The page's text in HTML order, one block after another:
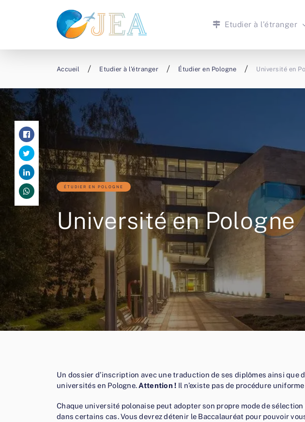
Etudier à l’étranger
Accueil Etudier à l'étranger Étudier en Pologne Université en
ÉTUDIER EN POLOGNE
Université en Pologne
Un dossier d’inscription avec une traduction de ses diplômes ainsi
universités en Pologne. Attention ! Il n’existe pas de procédure
Chaque université polonaise peut adopter son propre mode de
dans certains cas. Vous devrez détenir le Baccalauréat pour pouvoir